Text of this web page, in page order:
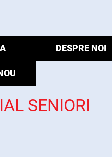
DESPRE NOI
SENIORI